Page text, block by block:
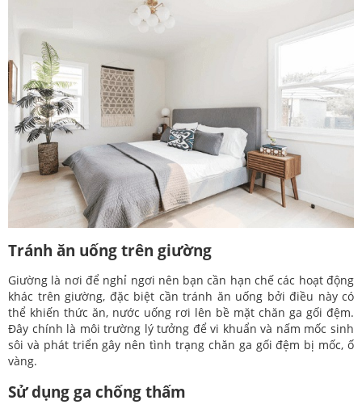
Tránh ăn uống trên giường
Giường là nơi để nghỉ ngơi nên bạn cần hạn chế các hoạt động
khác trên giường, đặc biệt cần tránh ăn uống bởi điều này có
thể khiến thức ăn, nước uống rơi lên bề mặt chăn ga gối đệm.
Đây chính là môi trường lý tưởng để vi khuẩn và nấm mốc sinh
sôi và phát triển gây nên tình trạng chăn ga gối đệm bị mốc, ố
vàng.
Sử dụng ga chống thấm